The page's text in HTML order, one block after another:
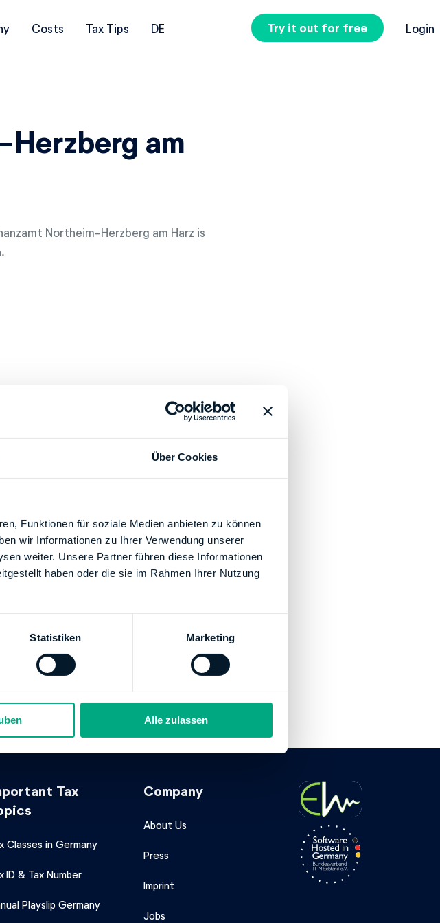
Über Cookies
Funktionen für soziale Medien anbieten zu können
wir Informationen zu Ihrer Verwendung unserer
weiter. Unsere Partner führen diese Informationen
haben oder die sie im Rahmen Ihrer Nutzung
Statistiken Marketing
Alle zulassen
Costs Tax Tips DE Try it out for free Login
am
Northeim-Herzberg am Harz is
Tax
Classes in Germany
ID & Tax Number
Playslip Germany
Company
About Us
Press
Imprint
Jobs